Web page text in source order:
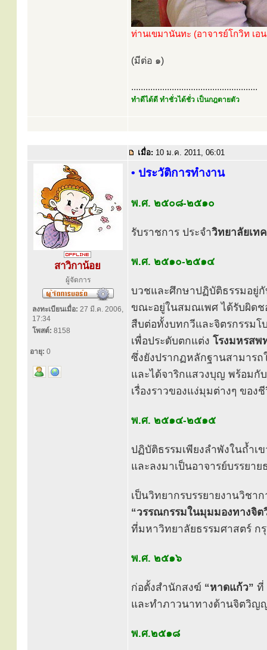
ท่านเขมานันทะ (อาจารย์โกวิท เอ
(มีต่อ ๑)
.....................................................
ทำดีได้ดี ทำชั่วได้ชั่ว เป็นกฎตายตัว
เมื่อ: 10 ม.ค. 2011, 06:01
สาวิกาน้อย
ผู้จัดการ
ลงทะเบียนเมื่อ: 27 มี.ค. 2006,
17:34
โพสต์: 8158
อายุ: 0
• ประวัติการทำงาน
พ.ศ. ๒๕๐๘-๒๕๑๐
รับราชการ ประจำวิทยาลัยเท
พ.ศ. ๒๕๑๐-๒๕๑๔
บวชและศึกษาปฏิบัติธรรมอยู่
ขณะอยู่ในสมณเพศ ได้รับผิด
สืบต่อทั้งบทกวีและจิตรกรรมโ
เพื่อประดับตกแต่ง โรงมหรส
ซึ่งยังปรากฏหลักฐานสามาร
และได้จาริกแสวงบุญ พร้อมกั
เรื่องราวของแง่มุมต่างๆ ขอ
พ.ศ. ๒๕๑๔-๒๕๑๕
ปฏิบัติธรรมเพียงลำพังในถ้ำเ
และลงมาเป็นอาจารย์บรรยา
เป็นวิทยากรบรรยายงานวิชา
“วรรณกรรมในมุมมองทางจิ
ที่มหาวิทยาลัยธรรมศาสตร์ ก
พ.ศ. ๒๕๑๖
ก่อตั้งสำนักสงฆ์ “หาดแก้ว” ที่
และทำภาวนาทางด้านจิตวิ
พ.ศ.๒๕๑๘